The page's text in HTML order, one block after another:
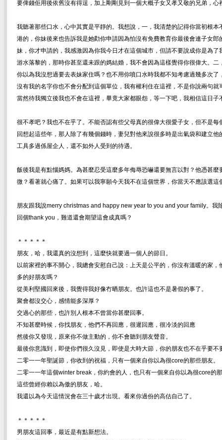
要俾錢佢用後依舊沒有得逞，加上剛剛見到一個大概子女又孝又敬的兄弟，心
我聽著那些口水，心中其實是平靜的。我想說，一，我清楚的記得你當初根本
港的，你妹後來也告訴我是她勸你申請因為怕沒有免費教育你最後會連子女郎
妹，你才申請的，我感激因為你我今日才在這個城市，但請不要說成你是為了
游水落黎的，那時你甚至還未跟的媽結婚，我不會因為這樣覺得你很偉大。二
你以為我沒想過要去表妹家住嗎？也不用你噴口水時我都不知考慮過幾多次了
沒有我的名字你也不會分配到這個單位，我有權利住在這裡，不是你說兩句就
當然待我獨立後我也不會在這裡，畢竟大家都眼怨，等一下吧，我相信這日子
很不孝吧？我也不在乎了。不能否認有些父母真的很偉大很愛子女，但不是每
回想起這些年，那人除了有幾個錢時，妻兒對他來說很多時是出氣袋和建立他
工具多過係屋企人，還不如外人受到的待遇。
飯後我是有點惱媽媽。為甚麼忍受這麼多年侮辱恐嚇還要無言以對？他憑甚麼
微？看著就心痛了。如果可以我寧願今天我不在這個世界，你當天不應該選這
朋友跟我說merry christmas and happy new year to you and your family。我
回個thank you，難道還會期望這會成真嗎？
＊＊＊＊＊
朋友，哈，我還真的沒想到，這麼快就要過一個人的節日。
以前家裡的事不開心，我總會安慰自己說：上天是公平的，你沒有溫暖的家，
多的好朋友嗎？
從美利堅國回來後，我覺得我好像冇晒朋友。也許這也不是暑假的事了。
聚會都沒交心，感情能多深厚？
交過心的那些，也許別人根本不曾當你甚麼回事。
不知甚麼時候，你找朋友，他們不再回應，很遲回應，很冷淡的回應
然後你又發現，原來你不做主動的，你不會聽到朋友聲音。
最後你意識到，即使你們很久沒見，即使是大時大節，你的朋友也不在乎要不
二零一一年聖誕節，你收到的祝福，只有一個來自你以為很core的那些朋友。
二零一一年這個winter break，你約會的人，也只有一個來自你以為很core的
這些曾經你賴以為傲的朋友，哈。
我還以為今天這情況會在三十歲才出現。看來你過份的高估自己了。
＊＊＊＊＊
男朋友這回事，最近是有點新想法。